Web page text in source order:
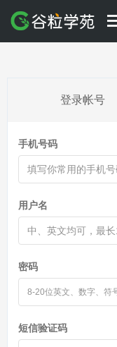
登录帐号
手机号码
用户名
密码
短信验证码